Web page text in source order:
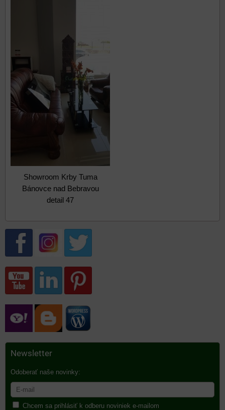
Showroom Krby Tuma
Bánovce nad Bebravou
detail 47
Newsletter
Odoberať naše novinky:
Chcem sa prihlásiť k odberu noviniek e-mailom